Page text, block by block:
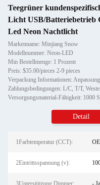
Teegrüner
Licht USB/Batteriebetrieb
Led Neon Nachtlicht
Markenname: Minjiang Snow
Modellnummer: Neon-LED
Min Bestellmenge: 1 Prozent
Preis: $35.00/pieces 2-9 pieces
Verpackung Informationen:
Zahlungsbedingungen: L/C, T/T,
Versorgungsmaterial-Fähigkeit: 1000
Detail
1Farbtemperatur (CCT):
2Eintrittsspannung (v):
3Unterstützung Dimmer: -